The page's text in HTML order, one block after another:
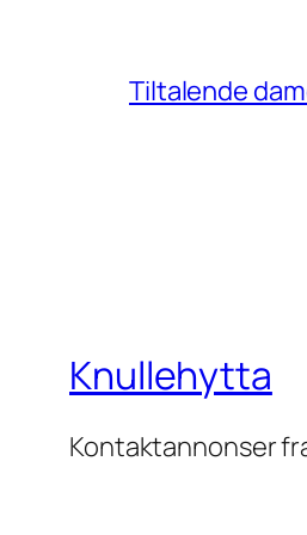
Tiltalende
Knullehytta
Kontaktannonser